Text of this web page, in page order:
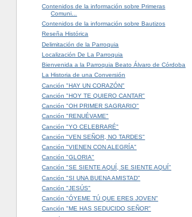
Contenidos de la información sobre Primeras
Comuni...
Contenidos de la información sobre Bautizos
Reseña Histórica
Delimitación de la Parroquia
Localización De La Parroquia
Bienvenida a la Parroquia Beato Álvaro de Córdoba
La Historia de una Conversión
Canción "HAY UN CORAZÓN"
Canción "HOY TE QUIERO CANTAR"
Canción "OH PRIMER SAGRARIO"
Canción "RENUÉVAME"
Canción "YO CELEBRARÉ"
Canción "VEN SEÑOR, NO TARDES"
Canción "VIENEN CON ALEGRÍA"
Canción "GLORIA"
Canción "SE SIENTE AQUÍ, SE SIENTE AQUÍ"
Canción "SI UNA BUENA AMISTAD"
Canción "JESÚS"
Canción "ÓYEME TÚ QUE ERES JOVEN"
Canción "ME HAS SEDUCIDO SEÑOR"